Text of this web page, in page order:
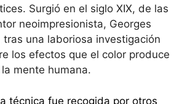
Surgió en el siglo XIX, de las
neoimpresionista, Georges
tras una laboriosa investigación
los efectos que el color produce
mente humana.
técnica fue recogida por otros